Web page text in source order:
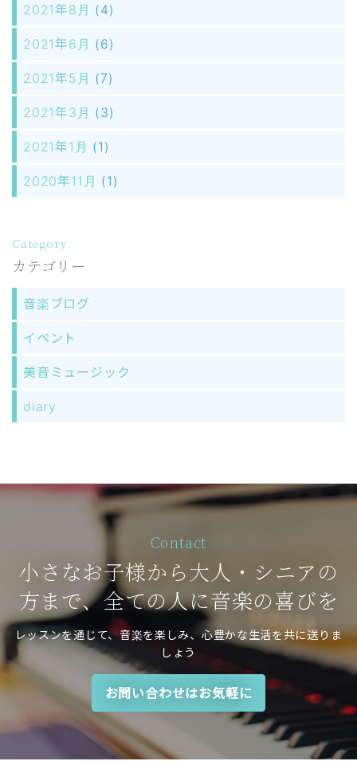
2021年8月 (4)
2021年6月 (6)
2021年5月 (7)
2021年3月 (3)
2021年1月 (1)
2020年11月 (1)
Category
カテゴリー
音楽ブログ
イベント
美音ミュージック
diary
Contact
小さなお子様から大人・シニアの
方まで、全ての人に音楽の喜びを
レッスンを通じて、音楽を楽しみ、心豊かな生活を共に送りま
しょう
お問い合わせはお気軽に